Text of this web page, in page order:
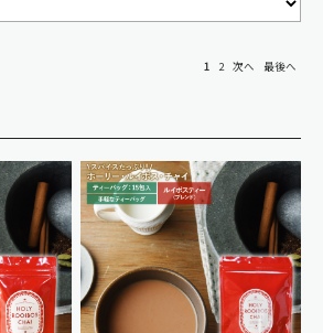
1 2 次へ 最後へ